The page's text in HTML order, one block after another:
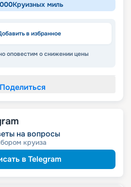
Круизных миль
в избранное
оповестим о снижении цены
Поделиться
на вопросы
круиза
в Telegram